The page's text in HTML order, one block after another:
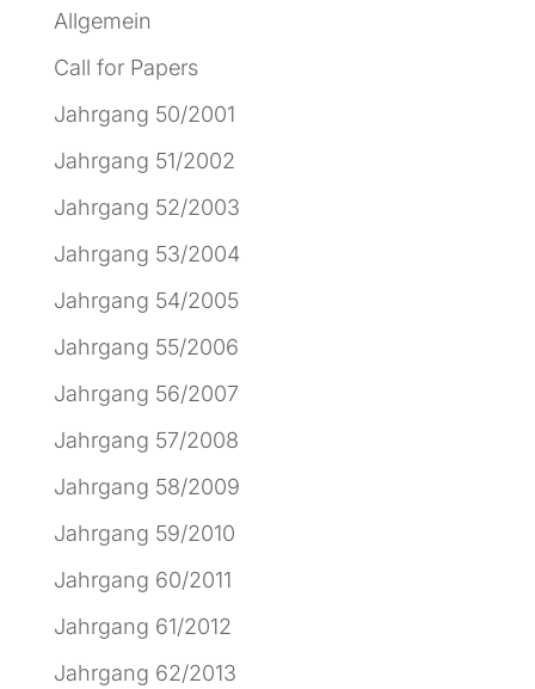
Allgemein
Call for Papers
Jahrgang 50/2001
Jahrgang 51/2002
Jahrgang 52/2003
Jahrgang 53/2004
Jahrgang 54/2005
Jahrgang 55/2006
Jahrgang 56/2007
Jahrgang 57/2008
Jahrgang 58/2009
Jahrgang 59/2010
Jahrgang 60/2011
Jahrgang 61/2012
Jahrgang 62/2013